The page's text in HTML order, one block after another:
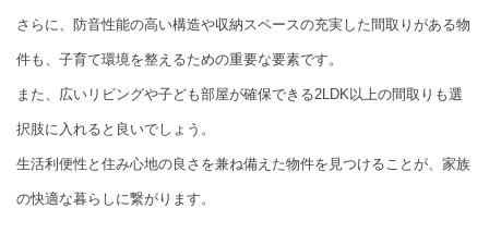
さらに、防音性能の高い構造や収納スペースの充実した間取りがある物
件も、子育て環境を整えるための重要な要素です。
また、広いリビングや子ども部屋が確保できる2LDK以上の間取りも選
択肢に入れると良いでしょう。
生活利便性と住み心地の良さを兼ね備えた物件を見つけることが、家族
の快適な暮らしに繋がります。